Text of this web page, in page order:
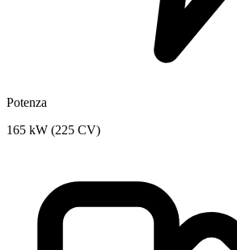
Potenza
165 kW (225 CV)